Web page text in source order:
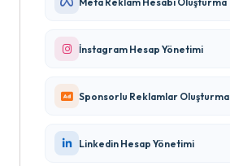
İnstagram Hesap Yönetimi
Sponsorlu Reklamlar Oluşturma
Linkedin Hesap Yönetimi